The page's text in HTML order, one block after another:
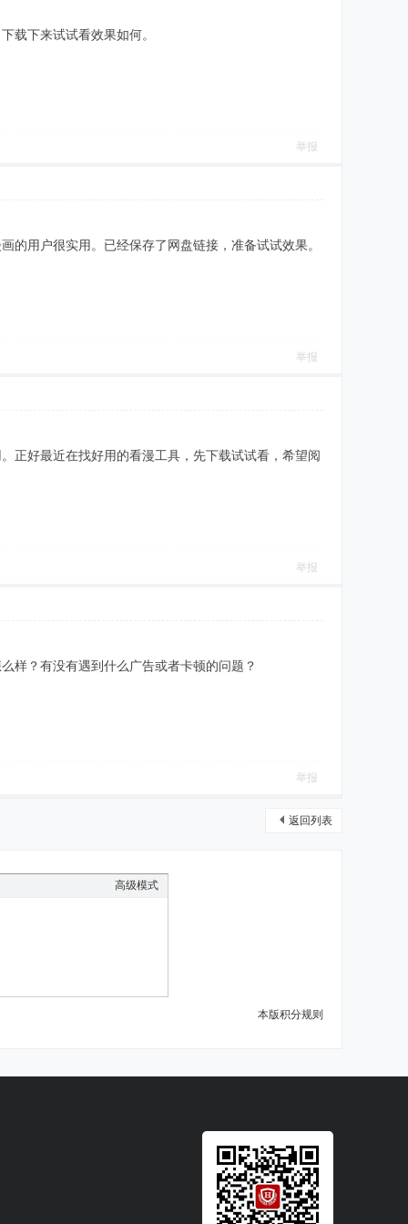
载下来试试看效果如何。
举报
的用户很实用。已经保存了网盘链接，准备试试效果。
举报
正好最近在找好用的看漫工具，先下载试试看，希望阅
举报
样？有没有遇到什么广告或者卡顿的问题？
举报
返回列表
高级模式
本版积分规则